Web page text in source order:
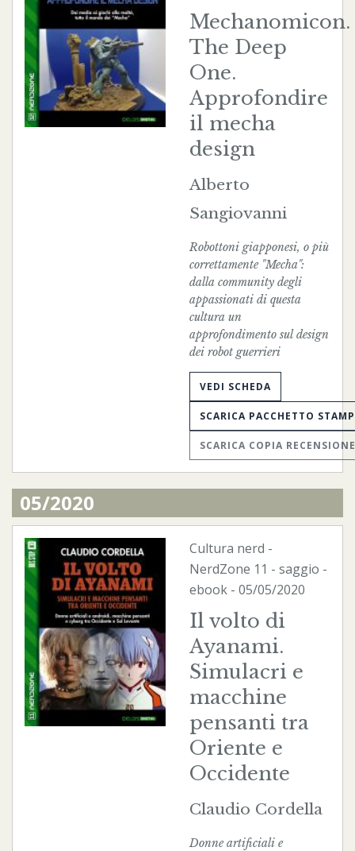
Mechanomicon.
The Deep
One.
Approfondire
il mecha
design
Alberto
Sangiovanni
Robottoni giapponesi, o più
correttamente "Mecha":
dalla community degli
appassionati di questa
cultura un
approfondimento sul design
dei robot guerrieri
VEDI SCHEDA
SCARICA PACCHETTO
SCARICA COPIA RECENSIONE
05/2020
Cultura nerd -
NerdZone 11 - saggio -
ebook - 05/05/2020
Il volto di
Ayanami.
Simulacri e
macchine
pensanti tra
Oriente e
Occidente
Claudio Cordella
Donne artificiali e